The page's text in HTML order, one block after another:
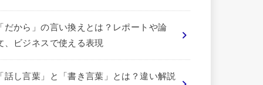
だから」の言い換えとは？レポートや論
、ビジネスで使える表現
話し言葉」と「書き言葉」とは？違い解説